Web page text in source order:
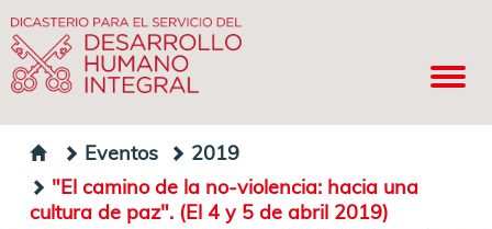
Eventos
2019
"El camino de la no-violencia: hacia una
cultura de paz". (El 4 y 5 de abril 2019)